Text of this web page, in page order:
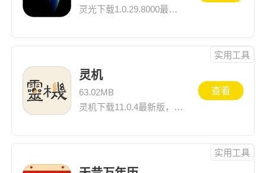
灵光下载1.0.29.8000最新版，历史版本安装尽在一米游网，同时还可以查看最新版灵光1.0.29.8000介绍、应用截图、网友评论等灵光下载安装信息
灵机
63.02MB
灵机下载11.0.4最新版，历史版本安装尽在一米游网，同时还可以查看最新版灵机11.0.4介绍、应用截图、网友评论等灵机下载安装信息
查看
实用工具
实用工具